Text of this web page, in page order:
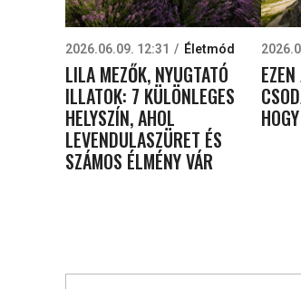
2026.06.09. 12:31 Életmód
LILA MEZŐK, NYUGTATÓ
ILLATOK: 7 KÜLÖNLEGES
HELYSZÍN, AHOL
LEVENDULASZÜRET ÉS
SZÁMOS ÉLMÉNY VÁR